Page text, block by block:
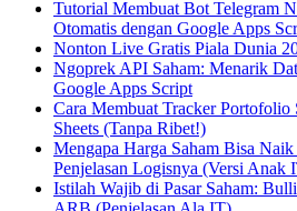
Tutorial Membuat Bot Telegram
Otomatis dengan Google Apps
Nonton Live Gratis Piala Dunia
Ngoprek API Saham: Menarik
Google Apps Script
Cara Membuat Tracker Portofolio
Sheets (Tanpa Ribet!)
Mengapa Harga Saham Bisa
Penjelasan Logisnya (Versi Anak
Istilah Wajib di Pasar Saham: